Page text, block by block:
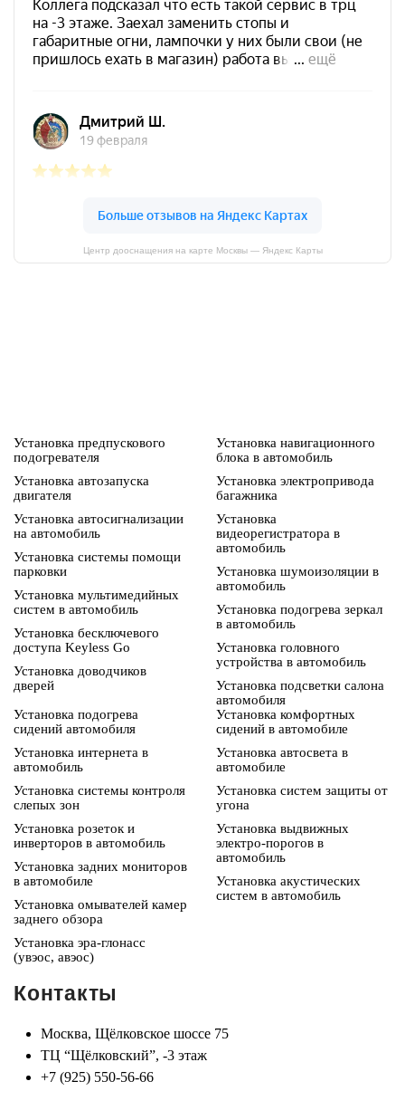
Центр дооснащения на карте Москвы — Яндекс Карты
Установка предпускового
подогревателя
Установка автозапуска
двигателя
Установка автосигнализации
на автомобиль
Установка системы помощи
парковки
Установка мультимедийных
систем в автомобиль
Установка бесключевого
доступа Keyless Go
Установка доводчиков
дверей
Установка навигационного
блока в автомобиль
Установка электропривода
багажника
Установка
видеорегистратора в
автомобиль
Установка шумоизоляции в
автомобиль
Установка подогрева зеркал
в автомобиль
Установка головного
устройства в автомобиль
Установка подсветки салона
автомобиля
Установка подогрева
сидений автомобиля
Установка интернета в
автомобиль
Установка системы контроля
слепых зон
Установка розеток и
инверторов в автомобиль
Установка задних мониторов
в автомобиле
Установка омывателей камер
заднего обзора
Установка эра-глонасс
(увэос, авэос)
Установка комфортных
сидений в автомобиле
Установка автосвета в
автомобиле
Установка систем защиты от
угона
Установка выдвижных
электро-порогов в
автомобиль
Установка акустических
систем в автомобиль
Контакты
Москва, Щёлковское шоссе 75
ТЦ “Щёлковский”, -3 этаж
+7 (925) 550-56-66